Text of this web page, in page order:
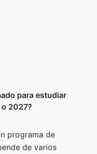
para estudiar
2027?
programa de
de varios